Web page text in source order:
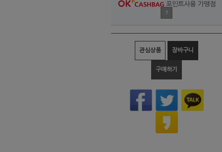
포인트사용 가맹점
?
관심상품 장바구니
구매하기